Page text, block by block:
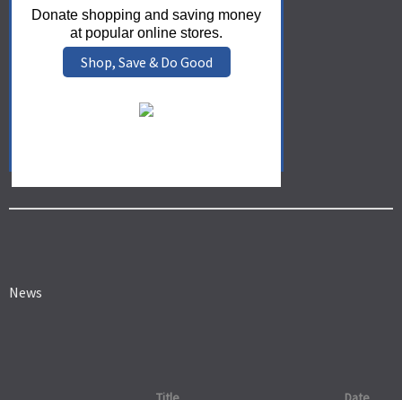
Donate shopping and saving money
at popular online stores.
Shop, Save & Do Good
News